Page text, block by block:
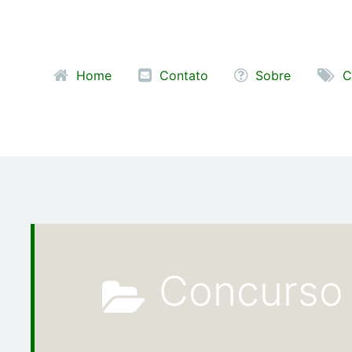
Pular para o conteúdo
Home Contato Sobre